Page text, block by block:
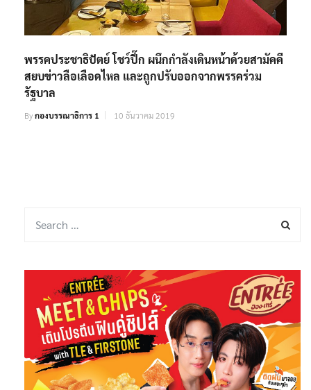
พรรคประชาธิปัตย์ โชว์ปึ๊ก ผนึกกำลังเดินหน้าด้วยสามัคคี
สยบข่าวลือเลือดไหล และถูกปรับออกจากพรรคร่วม
รัฐบาล
Byกองบรรณาธิการ 1 10 ธันวาคม 2019